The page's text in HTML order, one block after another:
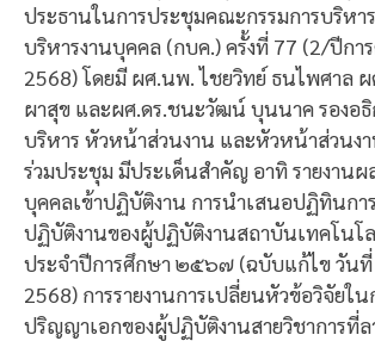
ประธานในการประชุมคณะกรรมการบริหา
บริหารงานบุคคล (กบค.) ครั้งที่ 77 (2/ปีกา
2568) โดยมี ผศ.นพ. ไชยวิทย์ ธนไพศาล
ผาสุข และผศ.ดร.ชนะวัฒน์ บุนนาค รองอ
บริหาร หัวหน้าส่วนงาน และหัวหน้าส่วนงา
ร่วมประชุม มีประเด็นสำคัญ อาทิ รายงานผ
บุคคลเข้าปฏิบัติงาน การนำเสนอปฏิทินกา
ปฏิบัติงานของผู้ปฏิบัติงานสถาบันเทคโนโ
ประจำปีการศึกษา ๒๕๖๗ (ฉบับแก้ไข วันที่
2568) การรายงานการเปลี่ยนหัวข้อวิจัยใ
ปริญญาเอกของผู้ปฏิบัติงานสายวิชาการที่